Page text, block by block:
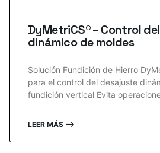
DyMetriCS® – Control
dinámico de moldes
Solución Fundición de Hierro
para el control del desajuste
fundición vertical Evita
LEER MÁS ⟶